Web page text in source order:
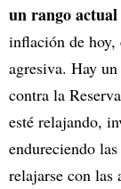
un rango
inflación de hoy,
agresiva. Hay
contra la
esté relajando,
endureciendo
relajarse con las